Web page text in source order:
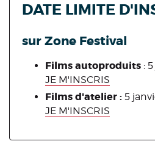
DATE LIMITE
sur Zone Festival
Films autoproduits :
JE M'INSCRIS
Films d'atelier : 5
JE M'INSCRIS